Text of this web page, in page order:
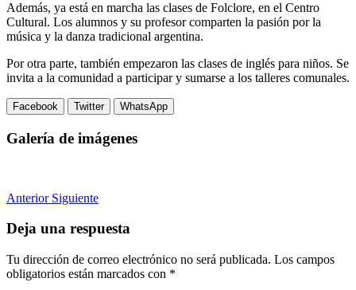
Además, ya está en marcha las clases de Folclore, en el Centro
Cultural. Los alumnos y su profesor comparten la pasión por la
música y la danza tradicional argentina.
Por otra parte, también empezaron las clases de inglés para niños. Se
invita a la comunidad a participar y sumarse a los talleres comunales.
Facebook Twitter WhatsApp
Galería de imágenes
Anterior Siguiente
Deja una respuesta
Tu dirección de correo electrónico no será publicada. Los campos
obligatorios están marcados con *